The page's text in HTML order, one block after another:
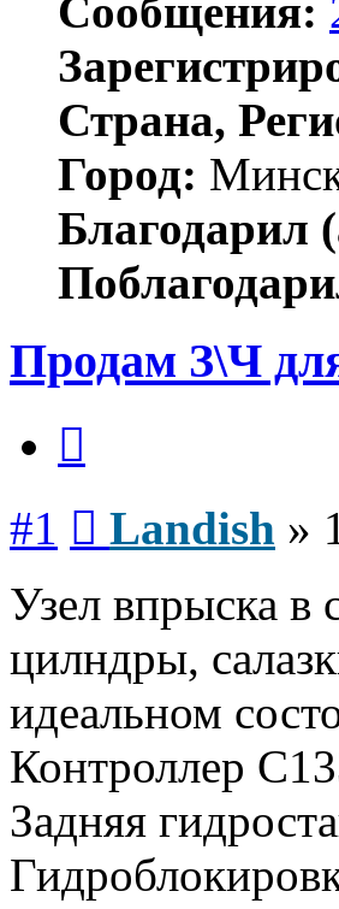
Сообщения:
Страна,
Город:
Благодарил
Продам З\Ч
#1 Landish »
Узел впрыска в
цилндры,
идеальном
Контроллер
Задняя